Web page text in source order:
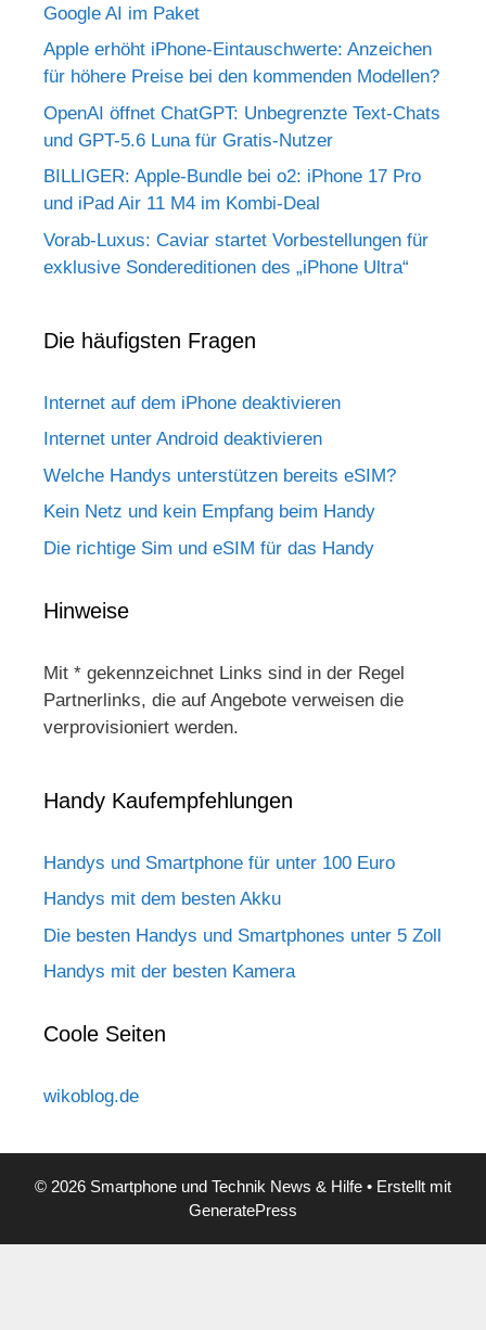
Google AI im Paket
Apple erhöht iPhone-Eintauschwerte: Anzeichen
für höhere Preise bei den kommenden Modellen?
OpenAI öffnet ChatGPT: Unbegrenzte Text-Chats
und GPT-5.6 Luna für Gratis-Nutzer
BILLIGER: Apple-Bundle bei o2: iPhone 17 Pro
und iPad Air 11 M4 im Kombi-Deal
Vorab-Luxus: Caviar startet Vorbestellungen für
exklusive Sondereditionen des „iPhone Ultra“
Die häufigsten Fragen
Internet auf dem iPhone deaktivieren
Internet unter Android deaktivieren
Welche Handys unterstützen bereits eSIM?
Kein Netz und kein Empfang beim Handy
Die richtige Sim und eSIM für das Handy
Hinweise
Mit * gekennzeichnet Links sind in der Regel
Partnerlinks, die auf Angebote verweisen die
verprovisioniert werden.
Handy Kaufempfehlungen
Handys und Smartphone für unter 100 Euro
Handys mit dem besten Akku
Die besten Handys und Smartphones unter 5 Zoll
Handys mit der besten Kamera
Coole Seiten
wikoblog.de
© 2026 Smartphone und Technik News & Hilfe • Erstellt mit
GeneratePress